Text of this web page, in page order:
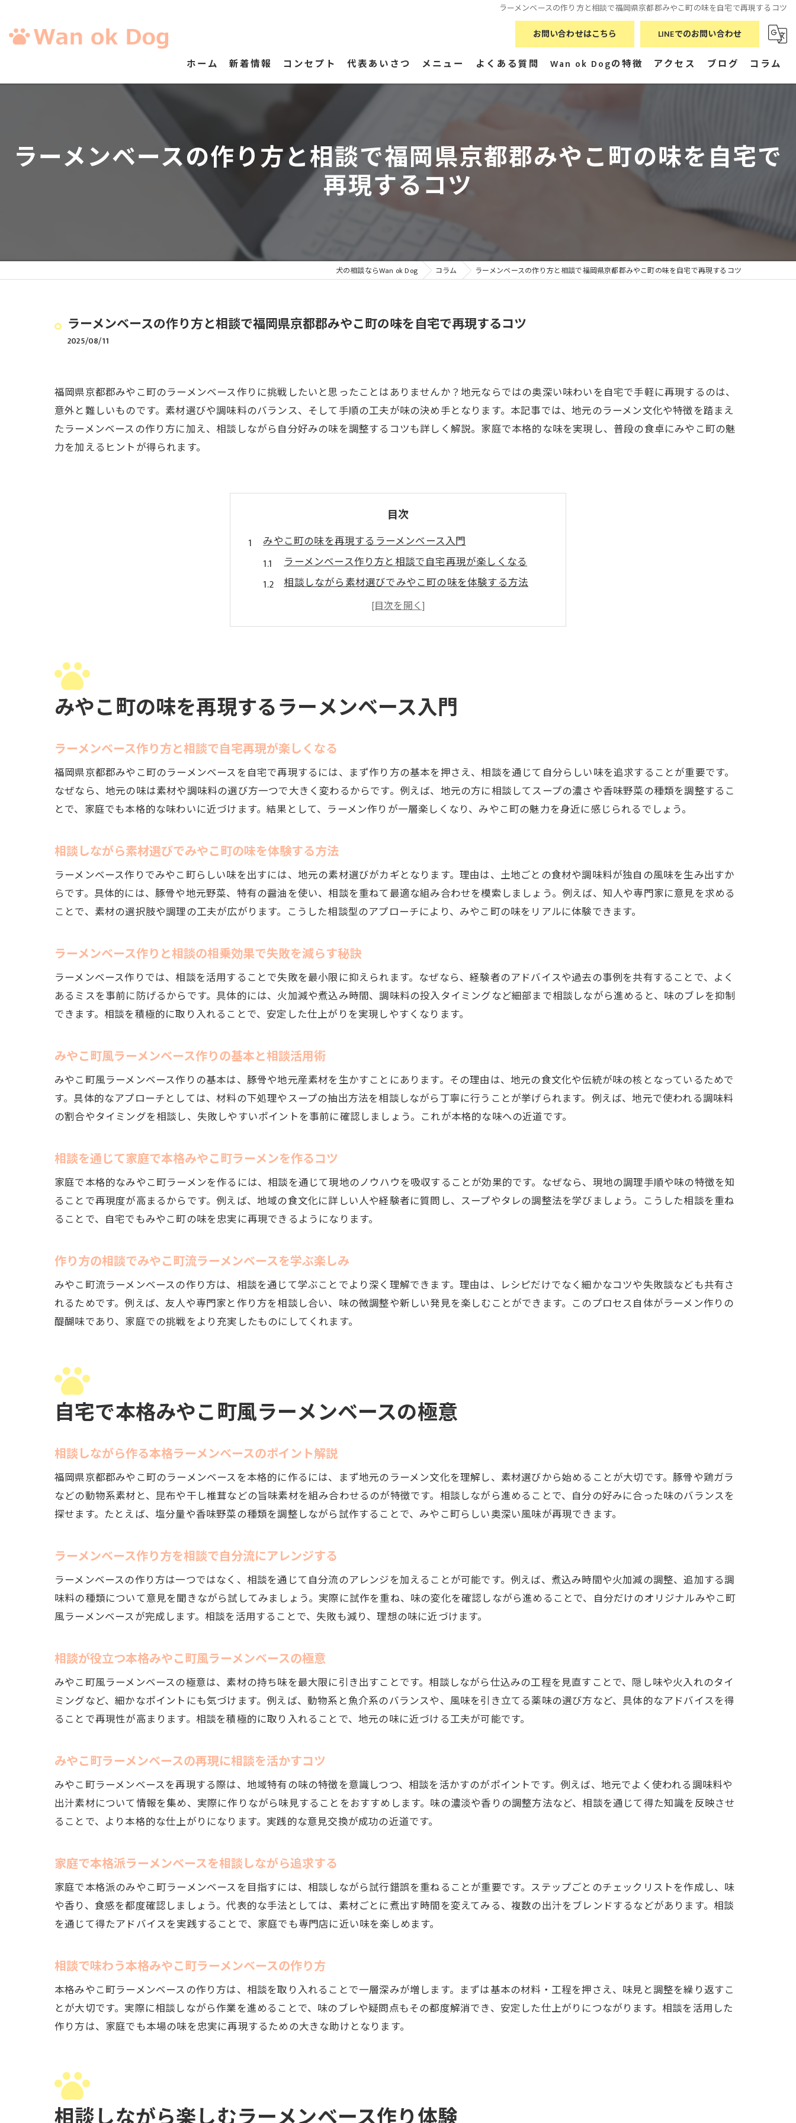
ラーメンベースの作り方と相談で福岡県京都郡みやこ町の味を自宅で再現するコツ
お問い合わせはこちら LINEでのお問い合わせ
ホーム 新着情報 コンセプト 代表あいさつ メニュー よくある質問 Wan ok Dogの特徴
無料
アクセス ブログ コラム
ラーメンベースの作り方と相談で福岡県京都郡みやこ町の味を自宅で
再現するコツ
犬の相談ならWan ok Dog コラム ラーメンベースの作り方と相談で福岡県京都郡みやこ町の味を自宅で再現するコツ
ラーメンベースの作り方と相談で福岡県京都郡みやこ町の味を自宅で再現するコツ
2025/08/11
福岡県京都郡みやこ町のラーメンベース作りに挑戦したいと思ったことはありませんか？地元ならではの奥深い味わいを自宅で手軽に再現するのは、
意外と難しいものです。素材選びや調味料のバランス、そして手順の工夫が味の決め手となります。本記事では、地元のラーメン文化や特徴を踏まえ
たラーメンベースの作り方に加え、相談しながら自分好みの味を調整するコツも詳しく解説。家庭で本格的な味を実現し、普段の食卓にみやこ町の魅
力を加えるヒントが得られます。
目次
みやこ町の味を再現するラーメンベース入門
ラーメンベース作り方と相談で自宅再現が楽しくなる
相談しながら素材選びでみやこ町の味を体験する方法
ラーメンベース作りと相談の相乗効果で失敗を減らす秘訣
みやこ町風ラーメンベース作りの基本と相談活用術
相談しながら作る本格ラーメンベースのポイント解説
相談が役立つ本格みやこ町風ラーメンベースの極意
みやこ町ラーメンベースの再現に相談を活かすコツ
家庭で本格派ラーメンベースを相談しながら追求する
相談で味わう本格みやこ町ラーメンベースの作り方
ラーメンベース作り方を相談で深める楽しみ方
相談相手とともにみやこ町ラーメンベース作りに挑戦
作り方相談で自分好みのラーメンベースに仕上げる
みやこ町流ラーメンベースを相談で気軽に楽しむ
ラーメンベース作りの疑問は相談でスッキリ解決
ラーメンベースの味を調整するコツとは
相談しながらみやこ町風ラーメンベースの味を整える
ラーメンベース作り方の相談が味調整のカギとなる
みやこ町流ラーメンベースを相談で美味しく仕上げる
味の悩みも相談で解決できるラーメンベース作り
相談しながら家庭で味のバランスを探る方法
みやこ町ラーメンベース作りの疑問を解消
ラーメンベース相談でよくある疑問をスッキリ解決
みやこ町ラーメンベース作りの悩みは相談で克服
相談しながら疑問点を解消するラーメンベース作り
作り方の疑問は相談でスムーズに解決できる
家庭で挑戦するみやこ町流ラーメンベース
ラーメンベース作り方と相談で家庭でも本格再現
家庭で実践するみやこ町流ラーメンベースのコツ
相談しながら自宅で本格みやこ町の味を追求
地元流のラーメンベースを美味しく仕上げる方法
ラーメンベース作り方の相談が美味しさの決め手に
相談しながら地元流ラーメンベースを仕上げるコツ
みやこ町の味を相談で再現するラーメンベース術
美味しく作るラーメンベースは相談がポイント
相談を活かした自分好みのラーメンベース作り
相談で見つける自分好みのみやこ町ラーメンベース
ラーメンベース作り方を相談で自分流に仕上げる方法
みやこ町流ラーメンベースを相談でアレンジする楽しみ
自分好みの味を相談と工夫で実現するラーメンベース
相談を繰り返して理想のラーメンベースに近づく
みやこ町の味を再現するラーメンベース入門
ラーメンベース作り方と相談で自宅再現が楽しくなる
福岡県京都郡みやこ町のラーメンベースを自宅で再現するには、まず作り方の基本を押さえ、相談を通じて自分らしい味を追求することが重要です。
なぜなら、地元の味は素材や調味料の選び方一つで大きく変わるからです。例えば、地元の方に相談してスープの濃さや香味野菜の種類を調整するこ
とで、家庭でも本格的な味わいに近づけます。結果として、ラーメン作りが一層楽しくなり、みやこ町の魅力を身近に感じられるでしょう。
相談しながら素材選びでみやこ町の味を体験する方法
ラーメンベース作りでみやこ町らしい味を出すには、地元の素材選びがカギとなります。理由は、土地ごとの食材や調味料が独自の風味を生み出すか
らです。具体的には、豚骨や地元野菜、特有の醤油を使い、相談を重ねて最適な組み合わせを模索しましょう。例えば、知人や専門家に意見を求める
ことで、素材の選択肢や調理の工夫が広がります。こうした相談型のアプローチにより、みやこ町の味をリアルに体験できます。
ラーメンベース作りと相談の相乗効果で失敗を減らす秘訣
ラーメンベース作りでは、相談を活用することで失敗を最小限に抑えられます。なぜなら、経験者のアドバイスや過去の事例を共有することで、よく
あるミスを事前に防げるからです。具体的には、火加減や煮込み時間、調味料の投入タイミングなど細部まで相談しながら進めると、味のブレを抑制
できます。相談を積極的に取り入れることで、安定した仕上がりを実現しやすくなります。
みやこ町風ラーメンベース作りの基本と相談活用術
みやこ町風ラーメンベース作りの基本は、豚骨や地元産素材を生かすことにあります。その理由は、地元の食文化や伝統が味の核となっているためで
す。具体的なアプローチとしては、材料の下処理やスープの抽出方法を相談しながら丁寧に行うことが挙げられます。例えば、地元で使われる調味料
の割合やタイミングを相談し、失敗しやすいポイントを事前に確認しましょう。これが本格的な味への近道です。
相談を通じて家庭で本格みやこ町ラーメンを作るコツ
家庭で本格的なみやこ町ラーメンを作るには、相談を通じて現地のノウハウを吸収することが効果的です。なぜなら、現地の調理手順や味の特徴を知
ることで再現度が高まるからです。例えば、地域の食文化に詳しい人や経験者に質問し、スープやタレの調整法を学びましょう。こうした相談を重ね
ることで、自宅でもみやこ町の味を忠実に再現できるようになります。
作り方の相談でみやこ町流ラーメンベースを学ぶ楽しみ
みやこ町流ラーメンベースの作り方は、相談を通じて学ぶことでより深く理解できます。理由は、レシピだけでなく細かなコツや失敗談なども共有さ
れるためです。例えば、友人や専門家と作り方を相談し合い、味の微調整や新しい発見を楽しむことができます。このプロセス自体がラーメン作りの
醍醐味であり、家庭での挑戦をより充実したものにしてくれます。
自宅で本格みやこ町風ラーメンベースの極意
相談しながら作る本格ラーメンベースのポイント解説
福岡県京都郡みやこ町のラーメンベースを本格的に作るには、まず地元のラーメン文化を理解し、素材選びから始めることが大切です。豚骨や鶏ガラ
などの動物系素材と、昆布や干し椎茸などの旨味素材を組み合わせるのが特徴です。相談しながら進めることで、自分の好みに合った味のバランスを
探せます。たとえば、塩分量や香味野菜の種類を調整しながら試作することで、みやこ町らしい奥深い風味が再現できます。
ラーメンベース作り方を相談で自分流にアレンジする
ラーメンベースの作り方は一つではなく、相談を通じて自分流のアレンジを加えることが可能です。例えば、煮込み時間や火加減の調整、追加する調
味料の種類について意見を聞きながら試してみましょう。実際に試作を重ね、味の変化を確認しながら進めることで、自分だけのオリジナルみやこ町
風ラーメンベースが完成します。相談を活用することで、失敗も減り、理想の味に近づけます。
相談が役立つ本格みやこ町風ラーメンベースの極意
みやこ町風ラーメンベースの極意は、素材の持ち味を最大限に引き出すことです。相談しながら仕込みの工程を見直すことで、隠し味や火入れのタイ
ミングなど、細かなポイントにも気づけます。例えば、動物系と魚介系のバランスや、風味を引き立てる薬味の選び方など、具体的なアドバイスを得
ることで再現性が高まります。相談を積極的に取り入れることで、地元の味に近づける工夫が可能です。
みやこ町ラーメンベースの再現に相談を活かすコツ
みやこ町ラーメンベースを再現する際は、地域特有の味の特徴を意識しつつ、相談を活かすのがポイントです。例えば、地元でよく使われる調味料や
出汁素材について情報を集め、実際に作りながら味見することをおすすめします。味の濃淡や香りの調整方法など、相談を通じて得た知識を反映させ
ることで、より本格的な仕上がりになります。実践的な意見交換が成功の近道です。
家庭で本格派ラーメンベースを相談しながら追求する
家庭で本格派のみやこ町ラーメンベースを目指すには、相談しながら試行錯誤を重ねることが重要です。ステップごとのチェックリストを作成し、味
や香り、食感を都度確認しましょう。代表的な手法としては、素材ごとに煮出す時間を変えてみる、複数の出汁をブレンドするなどがあります。相談
を通じて得たアドバイスを実践することで、家庭でも専門店に近い味を楽しめます。
相談で味わう本格みやこ町ラーメンベースの作り方
本格みやこ町ラーメンベースの作り方は、相談を取り入れることで一層深みが増します。まずは基本の材料・工程を押さえ、味見と調整を繰り返すこ
とが大切です。実際に相談しながら作業を進めることで、味のブレや疑問点もその都度解消でき、安定した仕上がりにつながります。相談を活用した
作り方は、家庭でも本場の味を忠実に再現するための大きな助けとなります。